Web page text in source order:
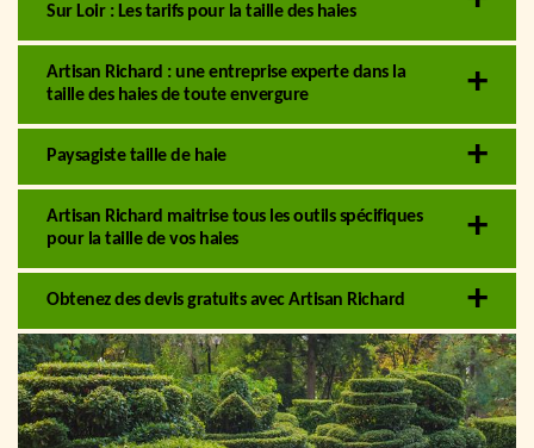
Sur Loir : Les tarifs pour la taille des haies
Artisan Richard : une entreprise experte dans la
taille des haies de toute envergure
Paysagiste taille de haie
Artisan Richard maitrise tous les outils spécifiques
pour la taille de vos haies
Obtenez des devis gratuits avec Artisan Richard